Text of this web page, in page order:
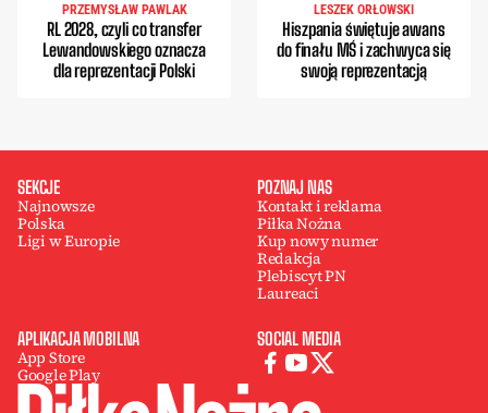
PRZEMYSŁAW PAWLAK
RL 2028, czyli co transfer
Lewandowskiego oznacza
dla reprezentacji Polski
LESZEK ORŁOWSKI
Hiszpania świętuje awans
do finału MŚ i zachwyca się
swoją reprezentacją
SEKCJE
Najnowsze
Polska
Ligi w Europie
POZNAJ NAS
Kontakt i reklama
Piłka Nożna
Kup nowy numer
Redakcja
Plebiscyt PN
Laureaci
APLIKACJA MOBILNA
App Store
Google Play
SOCIAL MEDIA